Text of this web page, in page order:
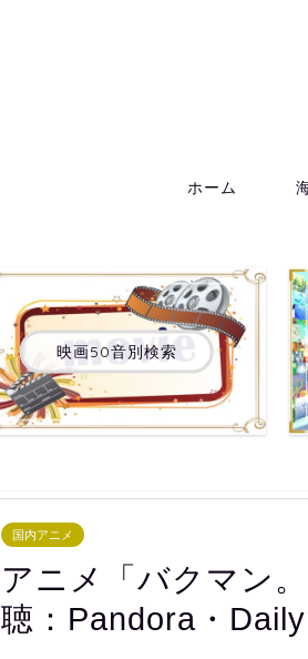
ホーム
映画50音別検索
国内アニメ
アニメ「バクマン
聴：Pandora・